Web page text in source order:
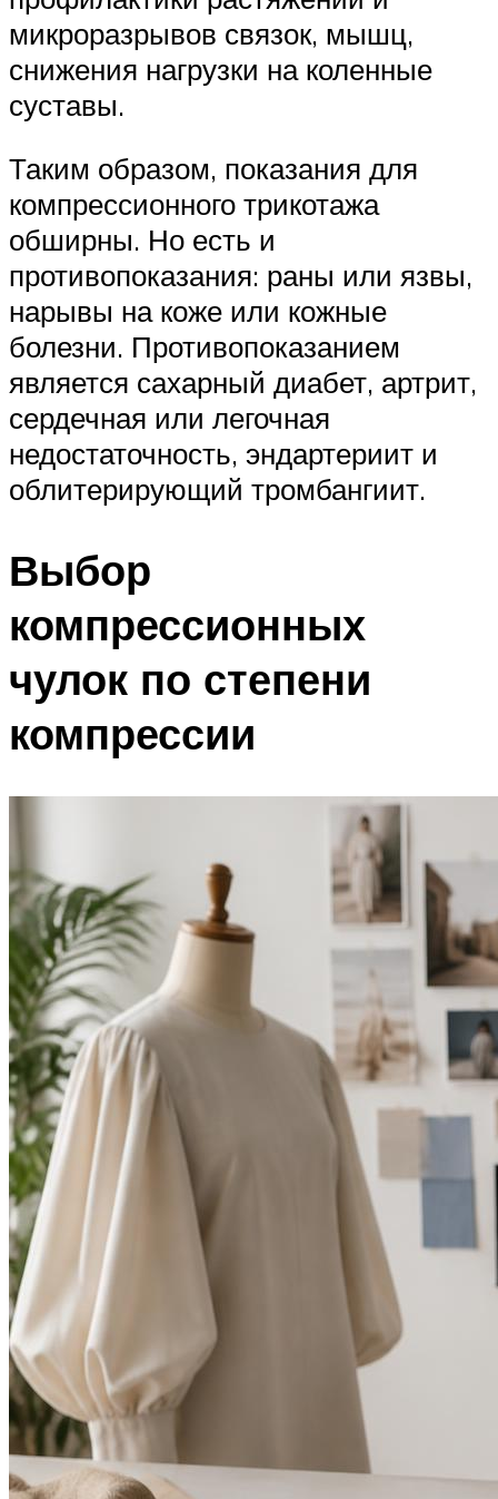
микроразрывов связок, мышц,
снижения нагрузки на коленные
суставы.
Таким образом, показания для
компрессионного трикотажа
обширны. Но есть и
противопоказания: раны или язвы,
нарывы на коже или кожные
болезни. Противопоказанием
является сахарный диабет, артрит,
сердечная или легочная
недостаточность, эндартериит и
облитерирующий тромбангиит.
Выбор
компрессионных
чулок по степени
компрессии